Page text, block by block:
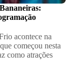
acontece na
começou nesta
como atrações